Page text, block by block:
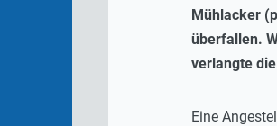
Mühlacker
überfallen.
verlangte
Eine